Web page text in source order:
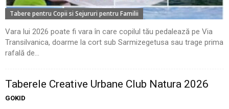
Tabere pentru Copii si Sejururi pentru Familii
Vara lui 2026 poate fi vara în care copilul tău pedalează pe Via
Transilvanica, doarme la cort sub Sarmizegetusa sau trage prima
rafală de...
Taberele Creative Urbane Club Natura 2026
GOKID